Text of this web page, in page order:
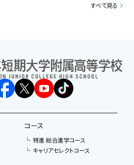
すべて見る
コース
特進 総合進学コース
キャリアセレクトコース